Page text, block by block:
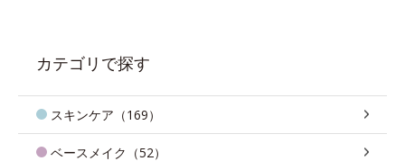
カテゴリで探す
スキンケア（169）
ベースメイク（52）